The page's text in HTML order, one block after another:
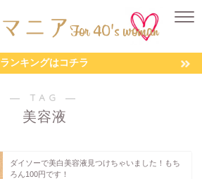
ランキングはコチラ
― TAG ―
美容液
ダイソーで美白美容液見つけちゃいました！もち
ろん100円です！